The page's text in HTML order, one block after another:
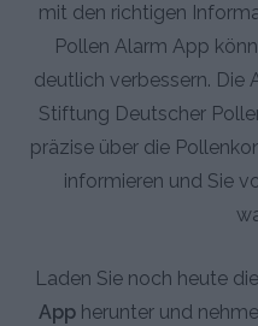
mit den richtigen
Pollen Alarm App
deutlich verbessern. Die
Stiftung Deutscher
präzise über die
informieren und Sie
Laden Sie noch heute die
App herunter und